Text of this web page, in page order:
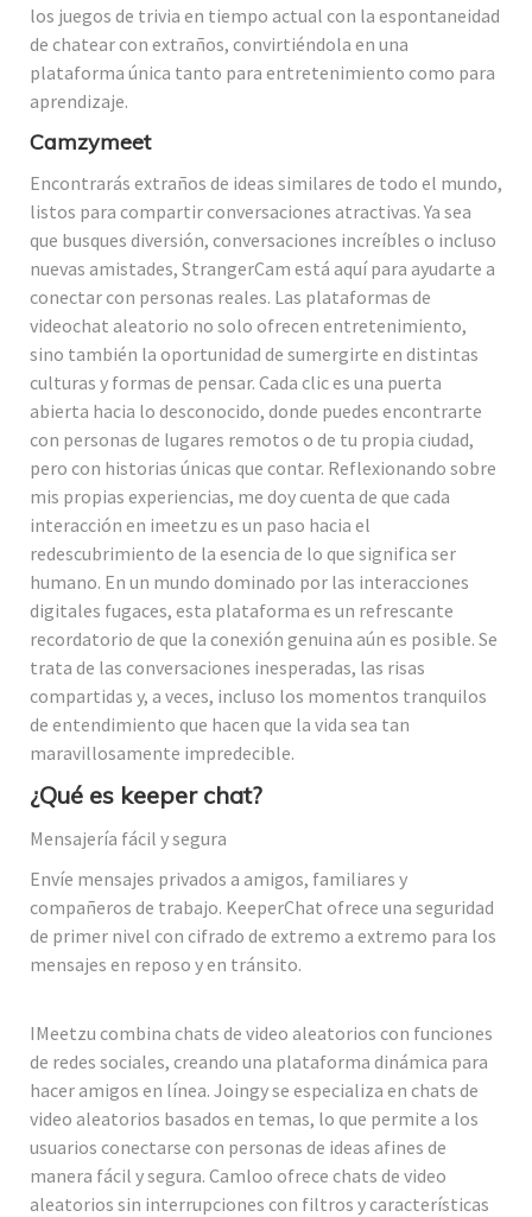
los juegos de trivia en tiempo actual con la espontaneidad
de chatear con extraños, convirtiéndola en una
plataforma única tanto para entretenimiento como para
aprendizaje.
Camzymeet
Encontrarás extraños de ideas similares de todo el mundo,
listos para compartir conversaciones atractivas. Ya sea
que busques diversión, conversaciones increíbles o incluso
nuevas amistades, StrangerCam está aquí para ayudarte a
conectar con personas reales. Las plataformas de
videochat aleatorio no solo ofrecen entretenimiento,
sino también la oportunidad de sumergirte en distintas
culturas y formas de pensar. Cada clic es una puerta
abierta hacia lo desconocido, donde puedes encontrarte
con personas de lugares remotos o de tu propia ciudad,
pero con historias únicas que contar. Reflexionando sobre
mis propias experiencias, me doy cuenta de que cada
interacción en imeetzu es un paso hacia el
redescubrimiento de la esencia de lo que significa ser
humano. En un mundo dominado por las interacciones
digitales fugaces, esta plataforma es un refrescante
recordatorio de que la conexión genuina aún es posible. Se
trata de las conversaciones inesperadas, las risas
compartidas y, a veces, incluso los momentos tranquilos
de entendimiento que hacen que la vida sea tan
maravillosamente impredecible.
¿Qué es keeper chat?
Mensajería fácil y segura
Envíe mensajes privados a amigos, familiares y
compañeros de trabajo. KeeperChat ofrece una seguridad
de primer nivel con cifrado de extremo a extremo para los
mensajes en reposo y en tránsito.
IMeetzu combina chats de video aleatorios con funciones
de redes sociales, creando una plataforma dinámica para
hacer amigos en línea. Joingy se especializa en chats de
video aleatorios basados en temas, lo que permite a los
usuarios conectarse con personas de ideas afines de
manera fácil y segura. Camloo ofrece chats de video
aleatorios sin interrupciones con filtros y características